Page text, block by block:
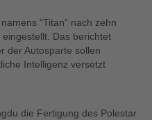
“Titan” nach zehn
Das berichtet
der Autosparte sollen
Intelligenz versetzt
die Fertigung des Polestar